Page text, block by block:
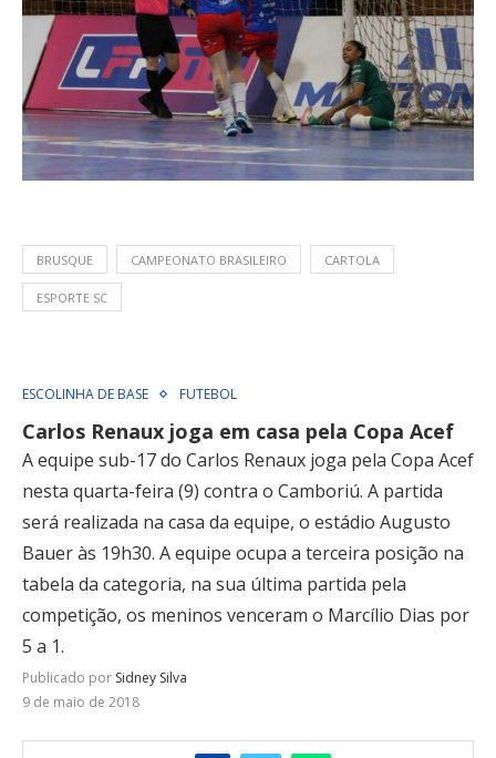
BRUSQUE CAMPEONATO BRASILEIRO CARTOLA
ESPORTE SC
ESCOLINHA DE BASE FUTEBOL
Carlos Renaux joga em casa pela Copa Acef
A equipe sub-17 do Carlos Renaux joga pela Copa Acef
nesta quarta-feira (9) contra o Camboriú. A partida
será realizada na casa da equipe, o estádio Augusto
Bauer às 19h30. A equipe ocupa a terceira posição na
tabela da categoria, na sua última partida pela
competição, os meninos venceram o Marcílio Dias por
5 a 1.
Publicado por Sidney Silva
9 de maio de 2018